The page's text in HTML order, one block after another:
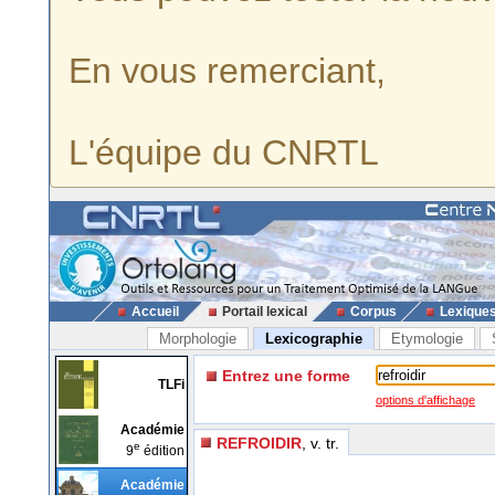
En vous remerciant,
L'équipe du CNRTL
Accueil Portail lexical Corpus
Morphologie Lexicographie Etymologie
TLFi
Académie
9e édition
Académie
Entrez une forme
options d'affichage
REFROIDIR , v. tr.